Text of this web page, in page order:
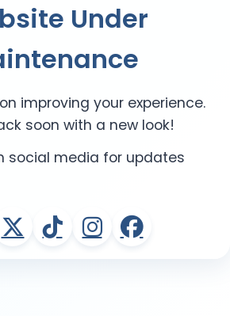
Under
improving your experience.
soon with a new look!
social media for updates